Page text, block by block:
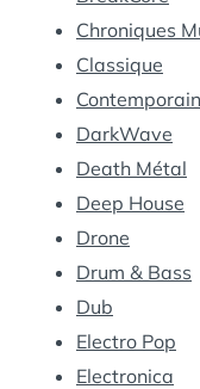
Chroniques
Classique
Contemporain
DarkWave
Death Métal
Deep House
Drone
Drum & Bass
Dub
Electro Pop
Electronica